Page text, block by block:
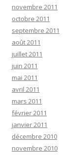
novembre 2011
octobre 2011
septembre 2011
août 2011
juillet 2011
juin 2011
mai 2011
avril 2011
mars 2011
février 2011
janvier 2011
décembre 2010
novembre 2010